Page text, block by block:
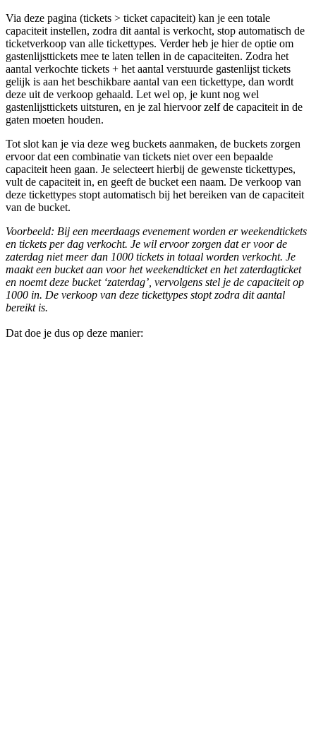
Via deze pagina (tickets > ticket capaciteit) kan je een totale
capaciteit instellen, zodra dit aantal is verkocht, stop automatisch de
ticketverkoop van alle tickettypes. Verder heb je hier de optie om
gastenlijsttickets mee te laten tellen in de capaciteiten. Zodra het
aantal verkochte tickets + het aantal verstuurde gastenlijst tickets
gelijk is aan het beschikbare aantal van een tickettype, dan wordt
deze uit de verkoop gehaald. Let wel op, je kunt nog wel
gastenlijsttickets uitsturen, en je zal hiervoor zelf de capaciteit in de
gaten moeten houden.
Tot slot kan je via deze weg buckets aanmaken, de buckets zorgen
ervoor dat een combinatie van tickets niet over een bepaalde
capaciteit heen gaan. Je selecteert hierbij de gewenste tickettypes,
vult de capaciteit in, en geeft de bucket een naam. De verkoop van
deze tickettypes stopt automatisch bij het bereiken van de capaciteit
van de bucket.
Voorbeeld: Bij een meerdaags evenement worden er weekendtickets
en tickets per dag verkocht. Je wil ervoor zorgen dat er voor de
zaterdag niet meer dan 1000 tickets in totaal worden verkocht. Je
maakt een bucket aan voor het weekendticket en het zaterdagticket
en noemt deze bucket ‘zaterdag’, vervolgens stel je de capaciteit op
1000 in. De verkoop van deze tickettypes stopt zodra dit aantal
bereikt is.
Dat doe je dus op deze manier: